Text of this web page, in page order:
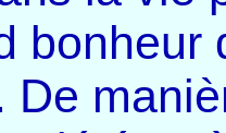
bonheur
De